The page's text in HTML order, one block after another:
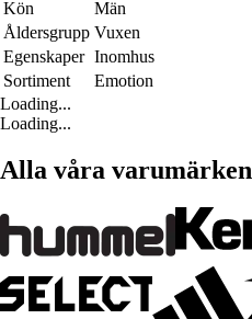
Kön
Män
Åldersgrupp Vuxen
Egenskaper Inomhus
Sortiment
Emotion
Loading...
Loading...
Alla våra varumärken